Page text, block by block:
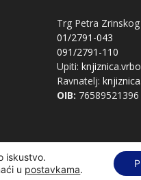
Trg Petra
01/2791-043
091/2791-110
Upiti:
Ravnatelj:
OIB: 76589521396
iskustvo.
u postavkama.